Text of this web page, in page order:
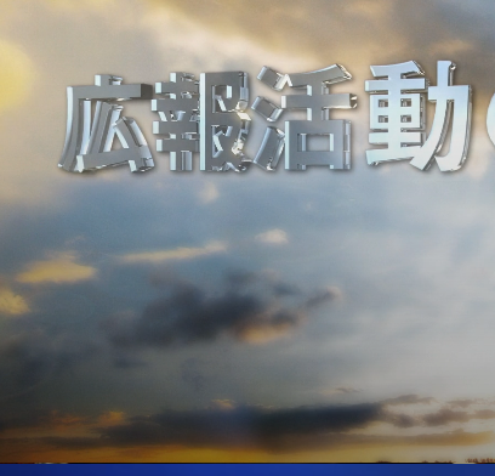
サイエントロジーの基本原理
ダイアネティックスの紹介
愛と憎しみ ―
偉大さとは何か?
フリーウィンズ
サイエントロジーを
世界にもたらす